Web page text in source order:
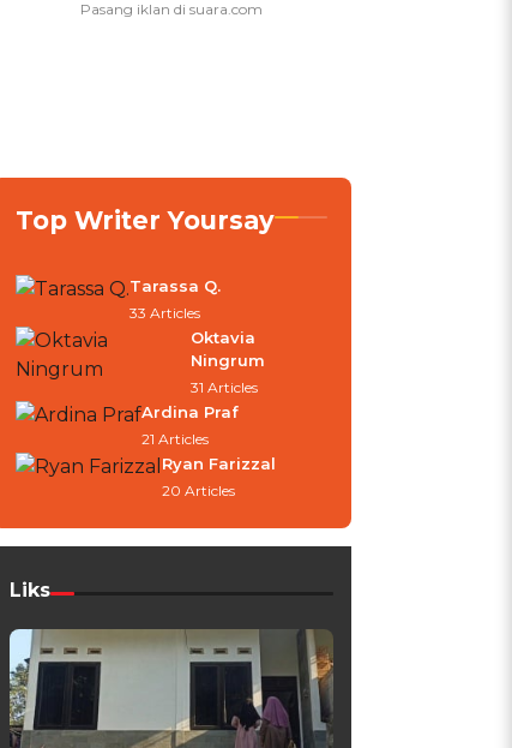
Top Writer Yoursay
Tarassa Q.
33 Articles
Oktavia
Ningrum
31 Articles
Ardina Praf
21 Articles
Ryan Farizzal
20 Articles
Liks